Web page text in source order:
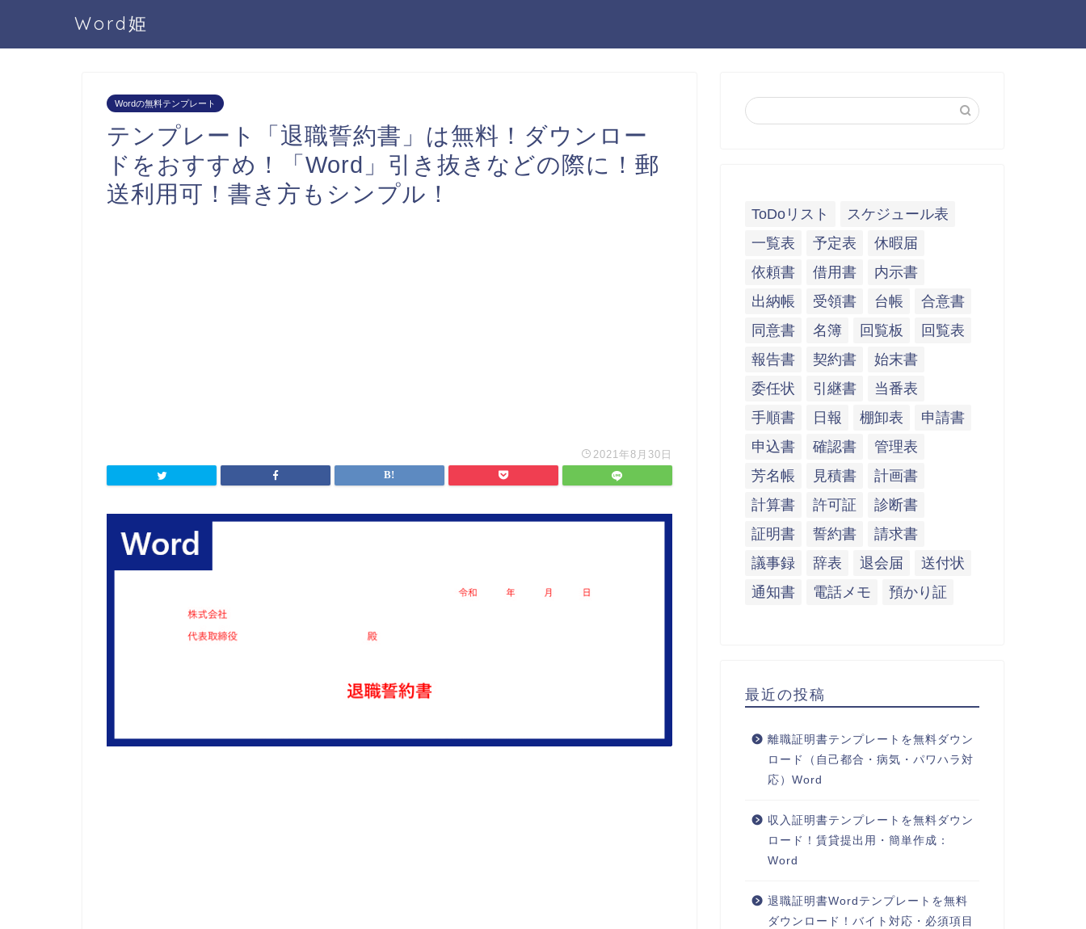
Word姫
Wordの無料テンプレート
テンプレート「退職誓約書」は無料！ダウンロー
ドをおすすめ！「Word」引き抜きなどの際に！郵
送利用可！書き方もシンプル！
2021年8月30日
ToDoリスト
スケジュール表
一覧表
予定表
休暇届
依頼書
借用書
内示書
出納帳
受領書 台帳
合意書
同意書
名簿 回覧板
回覧表
報告書
契約書
始末書
委任状
引継書
当番表
手順書
日報 棚卸表
申請書
申込書
確認書
管理表
芳名帳
見積書
計画書
計算書
許可証
診断書
証明書
誓約書
請求書
議事録
辞表 退会届
送付状
通知書
電話メモ 預かり証
最近の投稿
離職証明書テンプレートを無料ダウン
ロード（自己都合・病気・パワハラ対
応）Word
収入証明書テンプレートを無料ダウン
ロード！賃貸提出用・簡単作成：
Word
退職証明書Wordテンプレートを無料
ダウンロード！バイト対応・必須項目